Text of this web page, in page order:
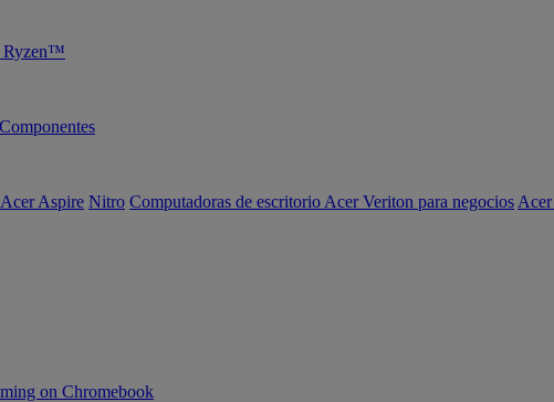
Ryzen™
Componentes
Aspire Nitro Computadoras de escritorio Acer Veriton para negocios
on Chromebook